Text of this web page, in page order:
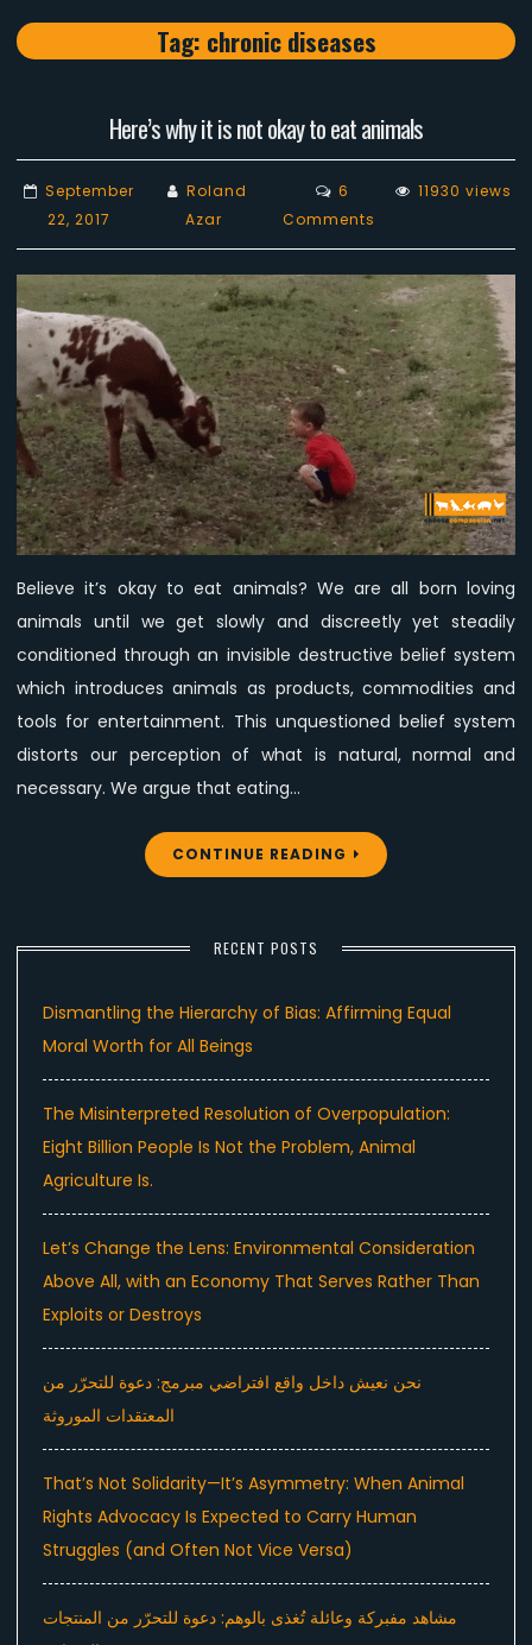
Tag: chronic diseases
Here’s why it is not okay to eat animals
September
22, 2017
Roland
Azar
6
Comments
Here’s
why
it
is
not
okay
to
eat
animals
11930 views
Believe it’s okay to eat animals? We are all born loving
animals until we get slowly and discreetly yet steadily
conditioned through an invisible destructive belief system
which introduces animals as products, commodities and
tools for entertainment. This unquestioned belief system
distorts our perception of what is natural, normal and
necessary. We argue that eating…
CONTINUE READING
RECENT POSTS
Dismantling the Hierarchy of Bias: Affirming Equal
Moral Worth for All Beings
The Misinterpreted Resolution of Overpopulation:
Eight Billion People Is Not the Problem, Animal
Agriculture Is.
Let’s Change the Lens: Environmental Consideration
Above All, with an Economy That Serves Rather Than
Exploits or Destroys
نحن نعيش داخل واقع افتراضي مبرمج: دعوة للتحرّر من
المعتقدات الموروثة
That’s Not Solidarity—It’s Asymmetry: When Animal
Rights Advocacy Is Expected to Carry Human
Struggles (and Often Not Vice Versa)
مشاهد مفبركة وعائلة تُغذى بالوهم: دعوة للتحرّر من المنتجات